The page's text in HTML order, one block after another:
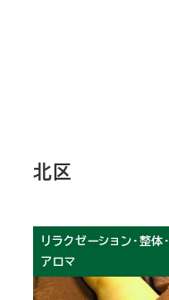
北区
リラクゼーション・整体・
アロマ